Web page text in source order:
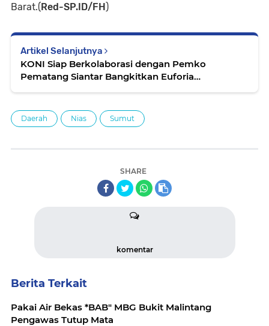
Barat.(Red-SP.ID/FH)
Artikel Selanjutnya
KONI Siap Berkolaborasi dengan Pemko
Pematang Siantar Bangkitkan Euforia
Daerah Nias Sumut
SHARE
komentar
Berita Terkait
Pakai Air Bekas *BAB" MBG Bukit Malintang
Pengawas Tutup Mata